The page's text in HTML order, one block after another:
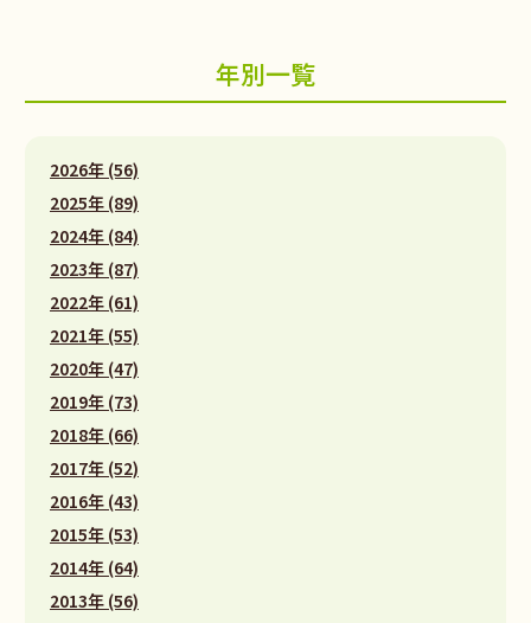
年別一覧
2026年 (56)
2025年 (89)
2024年 (84)
2023年 (87)
2022年 (61)
2021年 (55)
2020年 (47)
2019年 (73)
2018年 (66)
2017年 (52)
2016年 (43)
2015年 (53)
2014年 (64)
2013年 (56)